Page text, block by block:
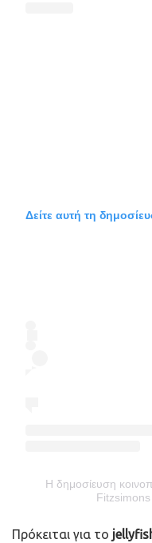
Δείτε αυτή τη
Η δημοσίευση
Πρόκειται για το